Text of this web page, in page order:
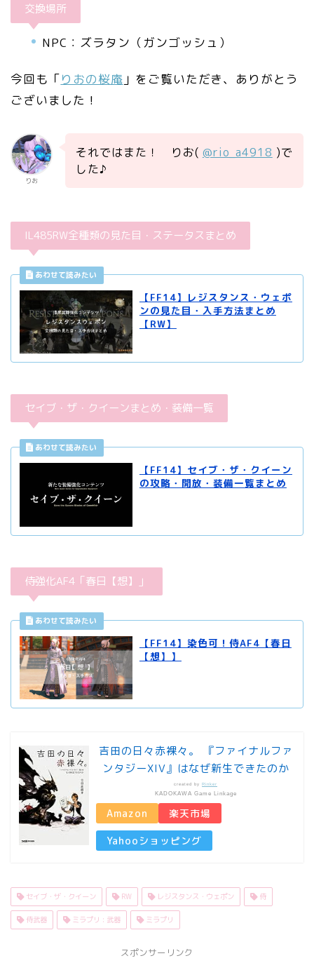
交換場所
NPC：ズラタン（ガンゴッシュ）
今回も「りおの桜庵 」をご覧いただき、ありがとう
ございました！
りお
それではまた！ りお( @rio_a4918 )で
した♪
IL485RW全種類の見た目・ステータスまとめ
【FF14】レジスタンス・ウェポ
ンの見た目・入手方法まとめ
【RW】
セイブ・ザ・クイーンまとめ・装備一覧
【FF14】セイブ・ザ・クイーン
の攻略・開放・装備一覧まとめ
侍強化AF4「春日【想】」
【FF14】染色可！侍AF4【春日
【想】】
吉田の日々赤裸々。 『ファイナルファ
ンタジーXIV』はなぜ新生できたのか
created by Rinker
KADOKAWA Game Linkage
Amazon 楽天市場
Yahooショッピング
セイブ・ザ・クイーン RW レジスタンス・ウェポン 侍
侍武器 ミラプリ : 武器 ミラプリ
スポンサーリンク